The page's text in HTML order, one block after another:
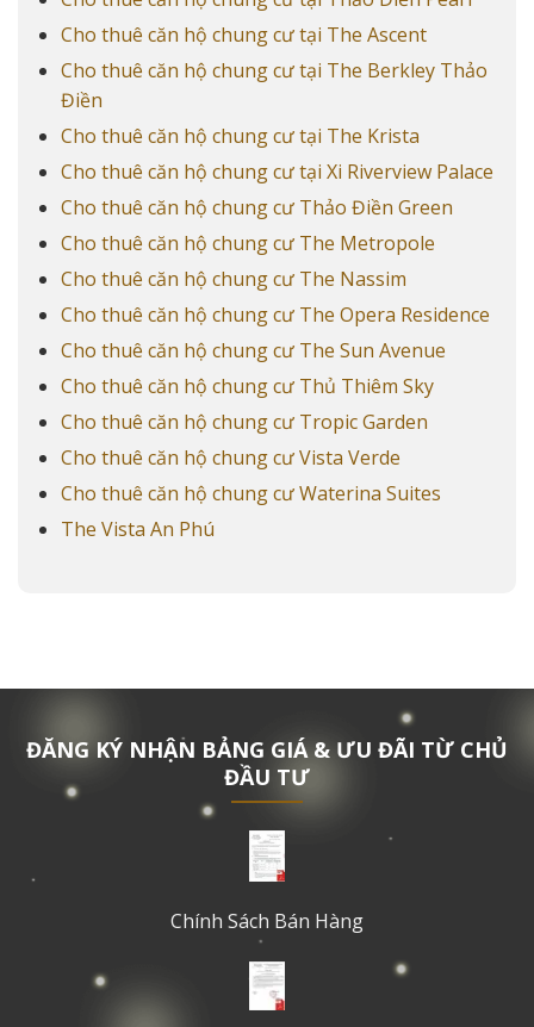
Cho thuê căn hộ chung cư tại The Ascent
Cho thuê căn hộ chung cư tại The Berkley Thảo
Điền
Cho thuê căn hộ chung cư tại The Krista
Cho thuê căn hộ chung cư tại Xi Riverview Palace
Cho thuê căn hộ chung cư Thảo Điền Green
Cho thuê căn hộ chung cư The Metropole
Cho thuê căn hộ chung cư The Nassim
Cho thuê căn hộ chung cư The Opera Residence
Cho thuê căn hộ chung cư The Sun Avenue
Cho thuê căn hộ chung cư Thủ Thiêm Sky
Cho thuê căn hộ chung cư Tropic Garden
Cho thuê căn hộ chung cư Vista Verde
Cho thuê căn hộ chung cư Waterina Suites
The Vista An Phú
ĐĂNG KÝ NHẬN BẢNG GIÁ & ƯU ĐÃI TỪ CHỦ
ĐẦU TƯ
Chính Sách Bán Hàng